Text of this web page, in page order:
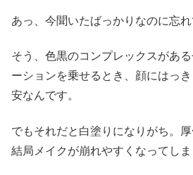
あっ、今聞いたばっかりなのに忘れ
そう、色黒のコンプレックスがあ
ーションを乗せるとき、顔にはっ
安なんです。
でもそれだと白塗りになりがち。厚
結局メイクが崩れやすくなってしま